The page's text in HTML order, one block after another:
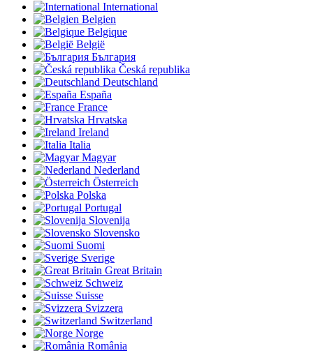
International
Belgien
Belgique
België
България
Česká republika
Deutschland
España
France
Hrvatska
Ireland
Italia
Magyar
Nederland
Österreich
Polska
Portugal
Slovenija
Slovensko
Suomi
Sverige
Great Britain
Schweiz
Suisse
Svizzera
Switzerland
Norge
România